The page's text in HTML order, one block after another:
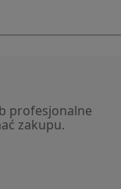
profesjonalne
zakupu.